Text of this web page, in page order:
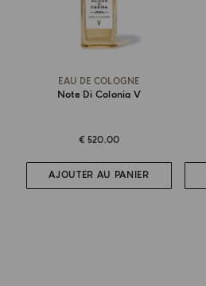
EAU DE COLOGNE
Note Di Colonia V
€ 520.00
AJOUTER AU PANIER